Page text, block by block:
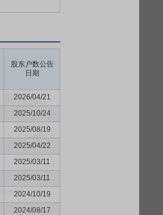
股东户数公告
日期
2026/04/21
2025/10/24
2025/08/19
2025/04/22
2025/03/11
2025/03/11
2024/10/19
2024/08/17